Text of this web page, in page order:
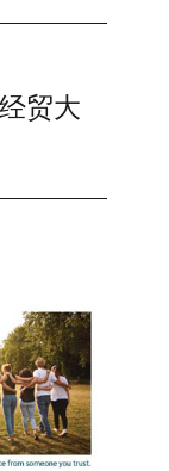
贸大